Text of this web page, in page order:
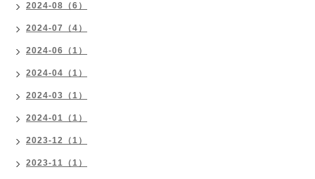
2024-08（6）
2024-07（4）
2024-06（1）
2024-04（1）
2024-03（1）
2024-01（1）
2023-12（1）
2023-11（1）